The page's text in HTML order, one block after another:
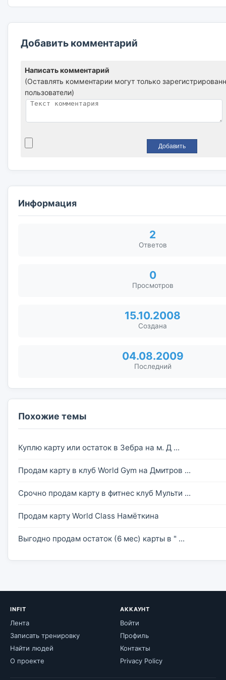
Добавить комментарий
Написать комментарий
(Оставлять комментарии могут только
пользователи)
Информация
2
Ответов
0
Просмотров
15.10.2008
Создана
04.08.2009
Последний
Похожие темы
Куплю карту или остаток в Зебра на м. Д ...
Продам карту в клуб World Gym на Дмитров ...
Срочно продам карту в фитнес клуб Мульти ...
Продам карту World Class Намёткина
Выгодно продам остаток (6 мес) карты в " ...
INFIT
Лента
Записать тренировку
Найти людей
О проекте
АККАУНТ
Войти
Профиль
Контакты
Privacy Policy